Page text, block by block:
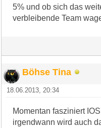
5% und ob sich das
verbleibende Team
Böhse Tina
18.06.2013, 20:34
Momentan fasziniert
irgendwann wird auch